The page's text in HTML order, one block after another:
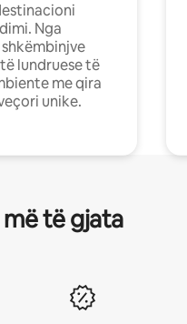
Nga
lundruese të
me qira
unike.
të gjata